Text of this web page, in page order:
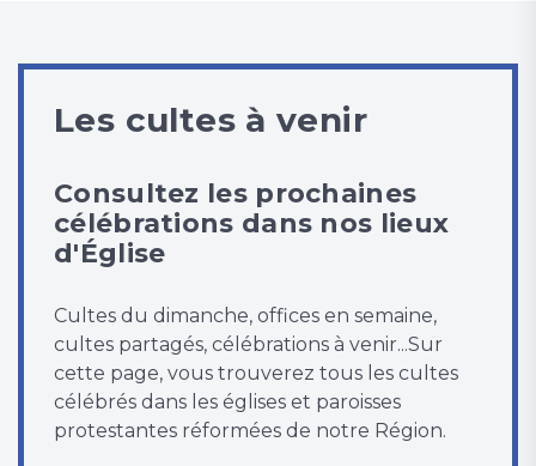
Les cultes à venir
Consultez les prochaines
célébrations dans nos lieux
d'Église
Cultes du dimanche, offices en semaine,
cultes partagés, célébrations à venir...Sur
cette page, vous trouverez tous les cultes
célébrés dans les églises et paroisses
protestantes réformées de notre Région.